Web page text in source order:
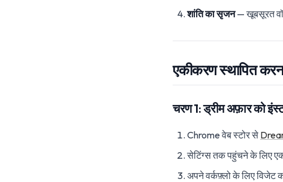
शांति का सृजन— खूबसूरत
एकीकरण स्थापित
चरण 1: ड्रीम अफ़ार को
Chrome वेब स्टोर से
सेटिंग्स तक पहुंचने के लिए
अपने वर्कफ़्लो के लिए विजेट